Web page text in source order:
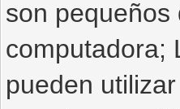
son pequeños
computadora;
pueden